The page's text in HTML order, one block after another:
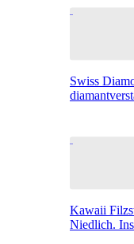
Swiss
Kawaii
Niedlich.